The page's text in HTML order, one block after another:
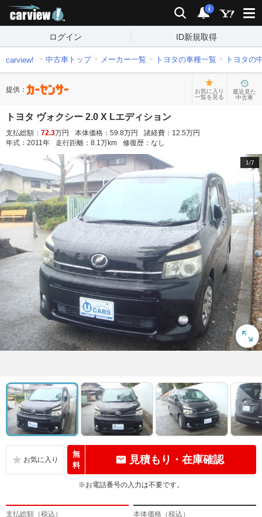
検索 通知
i
ログイン ID新規取得
carview! 中古車トップ メーカー一覧 トヨタの車種一覧 トヨタの
提供：
お気に入り
一覧を見る
最近見た
中古車
トヨタ ヴォクシー 2.0 X Lエディション
支払総額： 72.3万円 本体価格： 59.8万円 諸経費： 12.5万円
年式： 2011年 走行距離： 8.1万km 修復歴： なし
1/7
無
料
見積もり・在庫確認
※お電話番号の入力は不要です。
支払総額（税込） 本体価格（税込）